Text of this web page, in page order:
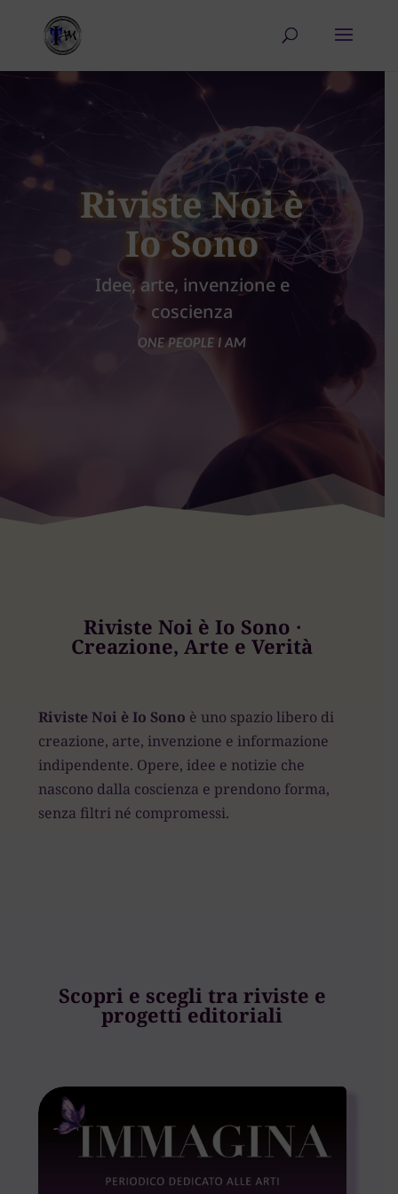
Riviste Noi è
Io Sono
Idee, arte, invenzione e
coscienza
ONE PEOPLE I AM
Riviste Noi è Io Sono ·
Creazione, Arte e Verità
Riviste Noi è Io Sono è uno spazio libero di
creazione, arte, invenzione e informazione
indipendente. Opere, idee e notizie che
nascono dalla coscienza e prendono forma,
senza filtri né compromessi.
Scopri e scegli tra riviste e
progetti editoriali